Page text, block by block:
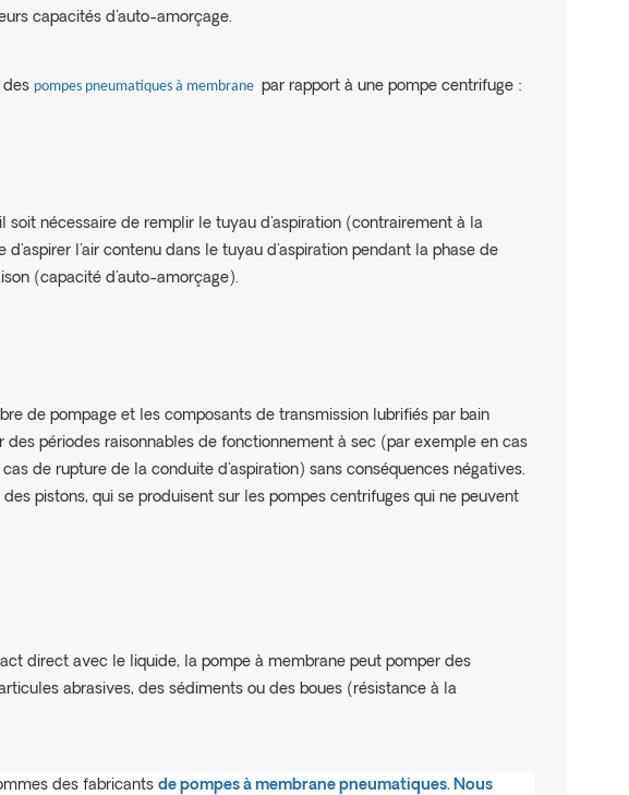
capacités d'auto-amorçage.
des pompes pneumatiques à membrane par rapport à une pompe centrifuge :
soit nécessaire de remplir le tuyau d'aspiration (contrairement à la
l'air contenu dans le tuyau d'aspiration pendant la phase de
(capacité d'auto-amorçage).
de pompage et les composants de transmission lubrifiés par bain
périodes raisonnables de fonctionnement à sec (par exemple en cas
de rupture de la conduite d'aspiration) sans conséquences négatives.
pistons, qui se produisent sur les pompes centrifuges qui ne peuvent
direct avec le liquide, la pompe à membrane peut pomper des
abrasives, des sédiments ou des boues (résistance à la
des fabricantsde pompes à membrane pneumatiques. Nous